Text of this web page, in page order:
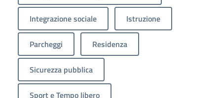
Integrazione sociale Istruzione
Parcheggi Residenza
Sicurezza pubblica
Sport e Tempo libero